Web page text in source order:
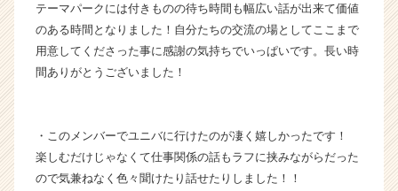
キ
ャ
リ
ア
r
C
テーマパークには付きものの待ち時間も幅広い話が出来て価値
のある時間となりました！自分たちの交流の場としてここまで
用意してくださった事に感謝の気持ちでいっぱいです。長い時
間ありがとうございました！
・このメンバーでユニバに行けたのが凄く嬉しかったです！
楽しむだけじゃなくて仕事関係の話もラフに挟みながらだった
ので気兼ねなく色々聞けたり話せたりしました！！